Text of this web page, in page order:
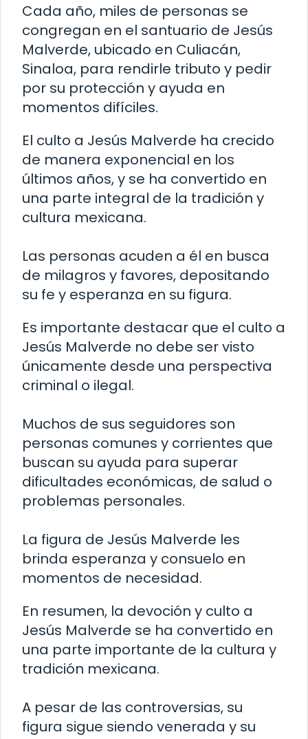
Cada año, miles de personas se
congregan en el santuario de Jesús
Malverde, ubicado en Culiacán,
Sinaloa, para rendirle tributo y pedir
por su protección y ayuda en
momentos difíciles.
El culto a Jesús Malverde ha crecido
de manera exponencial en los
últimos años, y se ha convertido en
una parte integral de la tradición y
cultura mexicana.
Las personas acuden a él en busca
de milagros y favores, depositando
su fe y esperanza en su figura.
Es importante destacar que el culto a
Jesús Malverde no debe ser visto
únicamente desde una perspectiva
criminal o ilegal.
Muchos de sus seguidores son
personas comunes y corrientes que
buscan su ayuda para superar
dificultades económicas, de salud o
problemas personales.
La figura de Jesús Malverde les
brinda esperanza y consuelo en
momentos de necesidad.
En resumen, la devoción y culto a
Jesús Malverde se ha convertido en
una parte importante de la cultura y
tradición mexicana.
A pesar de las controversias, su
figura sigue siendo venerada y su